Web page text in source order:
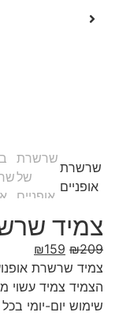
צמיד
₪209
₪159
צמיד שרשרת
הצמיד צמיד עשוי
שימוש יום-יומי